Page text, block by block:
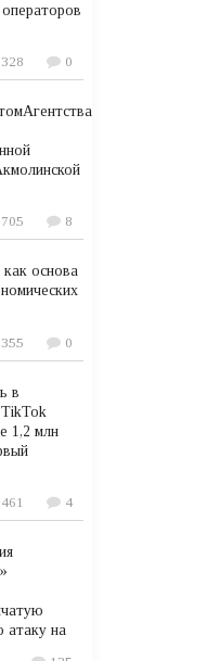
328 0
705 8
как основа
355 0
в
TikTok
1,2 млн
461 4
атаку на